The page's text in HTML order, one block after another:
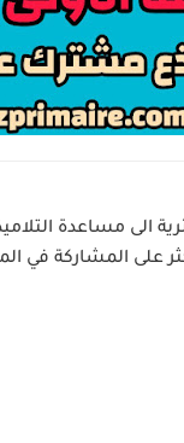
الى مساعدة
على المشاركة في